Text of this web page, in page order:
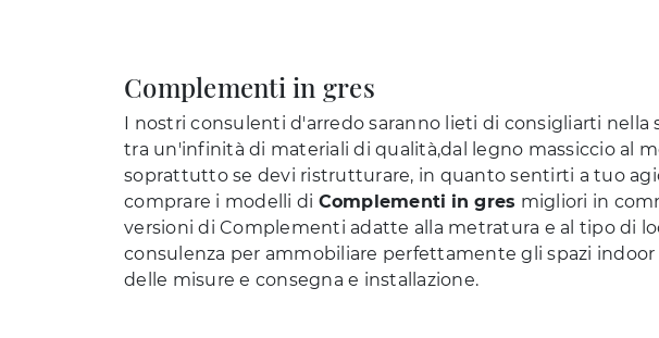
Complementi in gres
I nostri consulenti d'arredo saranno lieti di consigliarti
tra un'infinità di materiali di qualità,dal legno massiccio al
soprattutto se devi ristrutturare, in quanto sentirti a tuo
comprare i modelli di Complementi in gres migliori in
versioni di Complementi adatte alla metratura e al tipo di
consulenza per ammobiliare perfettamente gli spazi
delle misure e consegna e installazione.